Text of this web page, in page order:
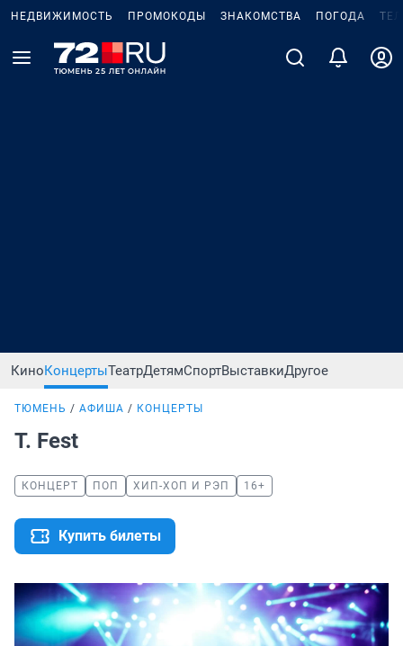
НЕДВИЖИМОСТЬ ПРОМОКОДЫ ЗНАКОМСТВА ПОГОДА
КиноКонцертыТеатрДетямСпортВыставкиДругое
ТЮМЕНЬ АФИША КОНЦЕРТЫ
T. Fest
КОНЦЕРТ ПОП ХИП-ХОП И РЭП 16+
Купить билеты